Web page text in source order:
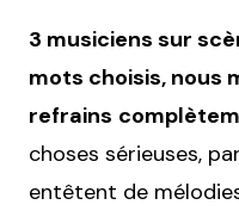
3 musiciens sur
mots choisis, nous
refrains
choses sérieuses,
entêtent de